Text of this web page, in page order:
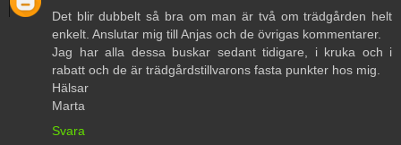
Det blir dubbelt så bra om man är två om trädgården helt
enkelt. Anslutar mig till Anjas och de övrigas kommentarer.
Jag har alla dessa buskar sedant tidigare, i kruka och i
rabatt och de är trädgårdstillvarons fasta punkter hos mig.
Hälsar
Marta
Svara